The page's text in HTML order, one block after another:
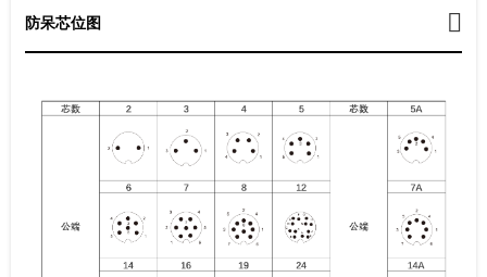
防呆芯位图